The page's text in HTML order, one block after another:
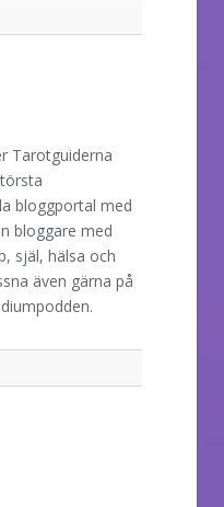
Tarotguiderna
bloggportal med
bloggare med
själ, hälsa och
även gärna på